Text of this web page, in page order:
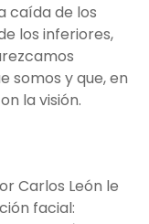
caída de los
los inferiores,
somos y que, en
la visión.
Carlos León le
facial: